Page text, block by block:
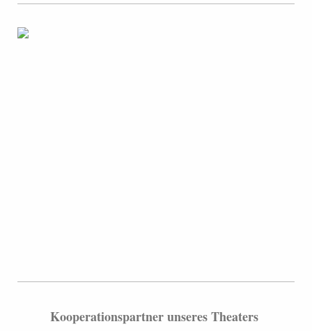
Kooperationspartner unseres Theaters